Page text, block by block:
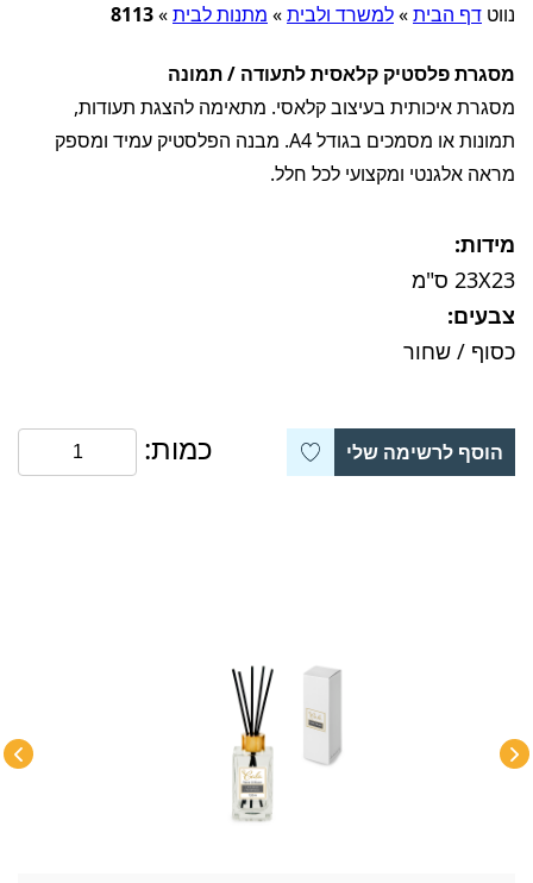
נווט דף הבית»למשרד ולבית» מתנות לבית»
8113
מסגרת פלסטיק קלאסית לתעודה / תמונה
‏מסגרת איכותית בעיצוב קלאסי. מתאימה להצגת תעודות,
תמונות או מסמכים בגודל A4. מבנה הפלסטיק עמיד ומספק
מראה אלגנטי ומקצועי לכל חלל.
מידות:
23X23 ס"מ
צבעים:
כסוף / שחור
הוסף לרשימה שלי כמות: